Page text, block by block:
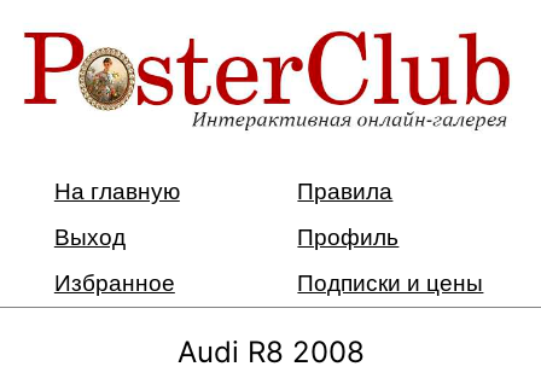
На главную
Правила
Выход
Профиль
Избранное
Подписки и цены
Audi R8 2008